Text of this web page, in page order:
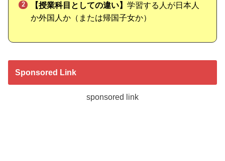
【授業科目としての違い】 学習する人が日本人
か外国人か（または帰国子女か）
Sponsored Link
sponsored link